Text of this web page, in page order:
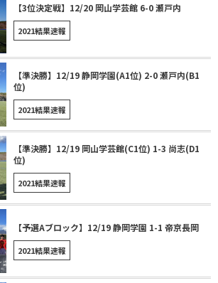
【3位決定戦】12/20 岡山学芸館 6-0 瀬戸内
2021結果速報
【準決勝】12/19 静岡学園(A1位) 2-0 瀬戸内(B1
位)
2021結果速報
【準決勝】12/19 岡山学芸館(C1位) 1-3 尚志(D1
位)
2021結果速報
【予選Aブロック】12/19 静岡学園 1-1 帝京長岡
2021結果速報